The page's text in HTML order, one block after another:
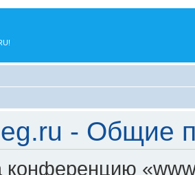
- Общие
конференцию